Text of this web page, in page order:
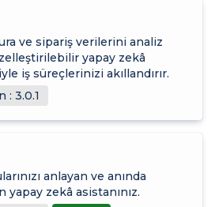
ve sipariş verilerini analiz
yapay zekâ
iş süreçlerinizi akıllandırır.
: 3.0.1
anlayan ve anında
yapay zekâ asistanınız.